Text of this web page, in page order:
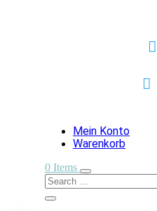


Mein Konto
Warenkorb
0 Items